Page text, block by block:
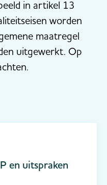
in artikel 13
worden
maatregel
uitgewerkt. Op
en uitspraken